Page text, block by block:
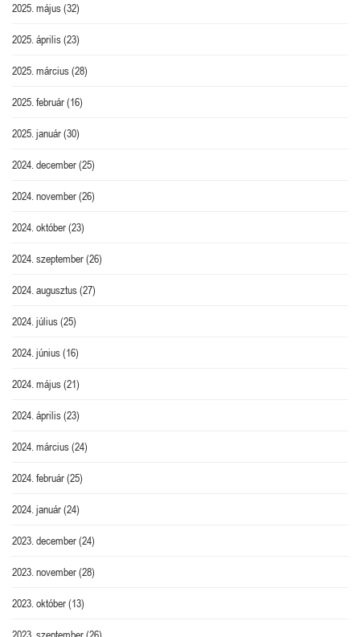
2025. május(32)
2025. április(23)
2025. március(28)
2025. február(16)
2025. január(30)
2024. december(25)
2024. november(26)
2024. október(23)
2024. szeptember(26)
2024. augusztus(27)
2024. július(25)
2024. június(16)
2024. május(21)
2024. április(23)
2024. március(24)
2024. február(25)
2024. január(24)
2023. december(24)
2023. november(28)
2023. október(13)
2023. szeptember(26)